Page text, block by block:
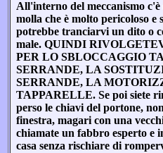
All'interno del meccanismo
molla che è molto pericoloso e
potrebbe tranciarvi un dito o
male. QUINDI
PER LO SBLOCCAGGIO
SERRANDE, LA
SERRANDE, LA
TAPPARELLE. Se poi siete
perso le chiavi del portone,
finestra, magari con una
chiamate un fabbro esperto e
casa senza rischiare di